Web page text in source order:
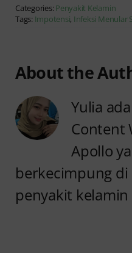
Categories: Penyakit Kelamin
Tags: Impotensi, Infeksi Menular
About the
Yulia
Content
Apollo
berkecimpung
penyakit